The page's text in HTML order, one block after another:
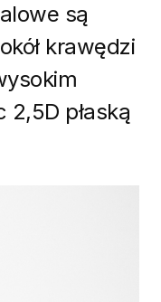
są
krawędzi
płaską